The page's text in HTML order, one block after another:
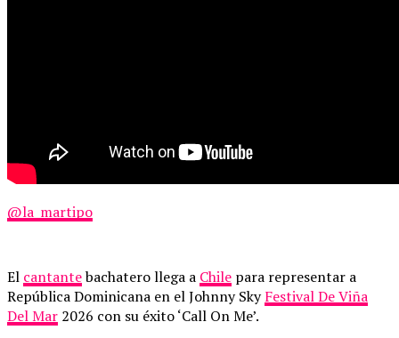
@la_martipo
El cantantebachatero llega a Chile para representar a
República Dominicana en el Johnny SkyFestival De Viña
Del Mar 2026 con su éxito ‘Call On Me’.